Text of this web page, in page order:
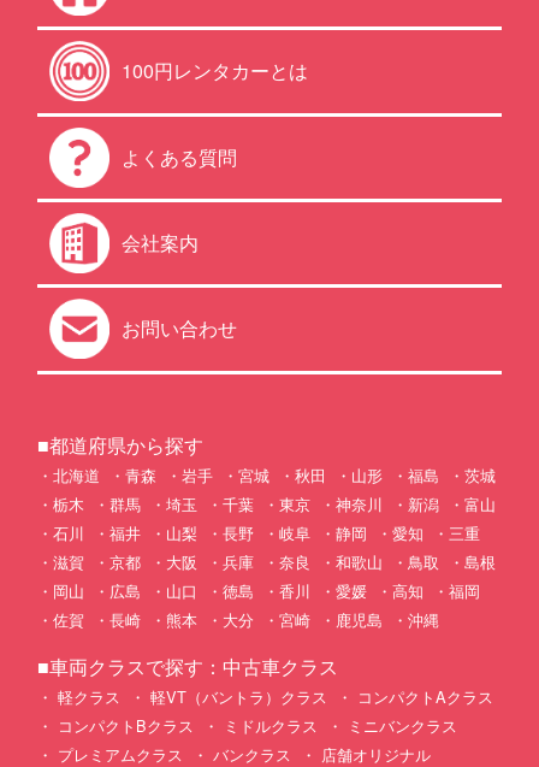
100円レンタカーとは
よくある質問
会社案内
お問い合わせ
■都道府県から探す
北海道 青森 岩手 宮城 秋田 山形 福島
茨城
栃木
群馬 埼玉 千葉 東京 神奈川 新潟
富山
石川
福井 山梨 長野 岐阜 静岡 愛知
三重
滋賀
京都 大阪 兵庫 奈良 和歌山 鳥取
島根
岡山
広島 山口 徳島 香川 愛媛 高知
福岡
佐賀
長崎 熊本 大分 宮崎 鹿児島 沖縄
■車両クラスで探す：中古車クラス
軽クラス 軽VT（バントラ）クラス
コンパクトAクラス
コンパクトBクラス
ミドルクラス
ミニバンクラス
プレミアムクラス
バンクラス 店舗オリジナル